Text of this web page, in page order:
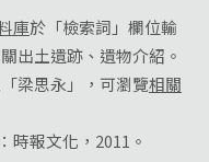
庫於「檢索詞」欄位輸
出土遺跡、遺物介紹。
梁思永」，可瀏覽相關
時報文化，2011。